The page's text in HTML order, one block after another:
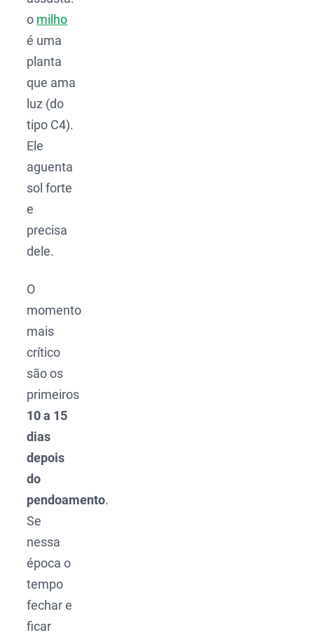
o milho
é uma
planta
que ama
luz (do
tipo C4).
Ele
aguenta
sol forte
e
precisa
dele.
O
momento
mais
crítico
são os
primeiros
10 a 15
dias
depois
do
pendoamento.
Se
nessa
época o
tempo
fechar e
ficar